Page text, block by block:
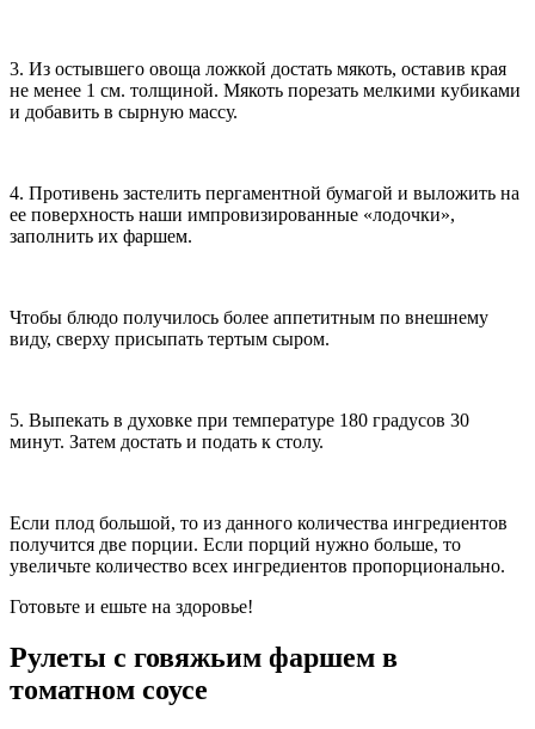
3. Из остывшего овоща ложкой достать мякоть, оставив края
не менее 1 см. толщиной. Мякоть порезать мелкими кубиками
и добавить в сырную массу.
4. Противень застелить пергаментной бумагой и выложить на
ее поверхность наши импровизированные «лодочки»,
заполнить их фаршем.
Чтобы блюдо получилось более аппетитным по внешнему
виду, сверху присыпать тертым сыром.
5. Выпекать в духовке при температуре 180 градусов 30
минут. Затем достать и подать к столу.
Если плод большой, то из данного количества ингредиентов
получится две порции. Если порций нужно больше, то
увеличьте количество всех ингредиентов пропорционально.
Готовьте и ешьте на здоровье!
Рулеты с говяжьим фаршем в
томатном соусе